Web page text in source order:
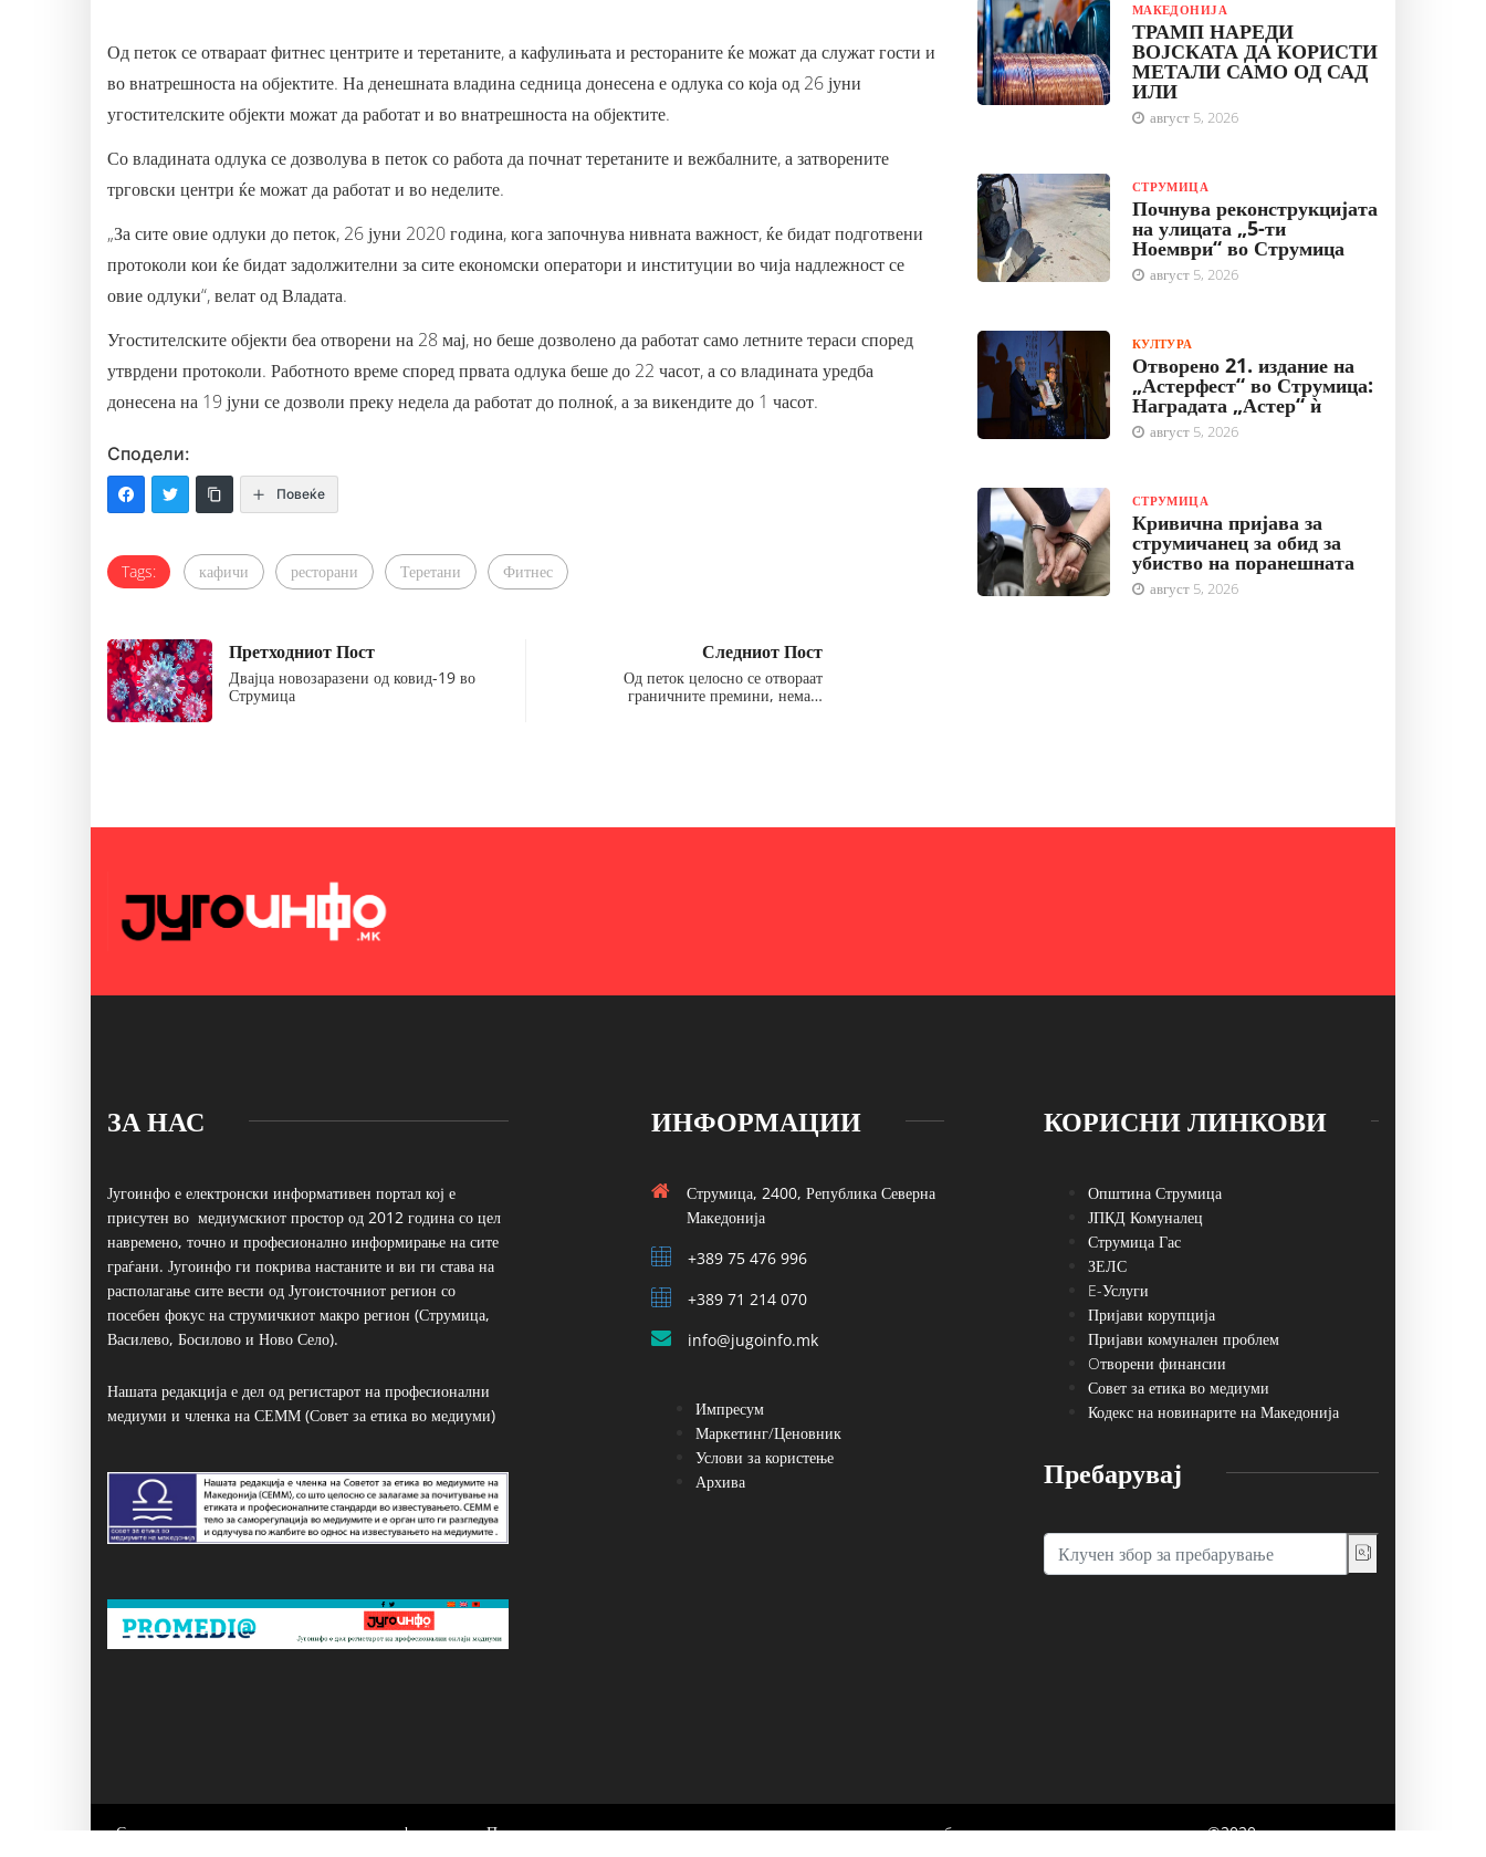
Од петок се отвараат фитнес центрите и теретаните, а кафулињата и рестораните ќе можат да служат гости и
во внатрешноста на објектите. На денешната владина седница донесена е одлука со која од 26 јуни
угостителските објекти можат да работат и во внатрешноста на објектите.
Со владината одлука се дозволува в петок со работа да почнат теретаните и вежбалните, а затворените
трговски центри ќе можат да работат и во неделите.
„За сите овие одлуки до петок, 26 јуни 2020 година, кога започнува нивната важност, ќе бидат подготвени
протоколи кои ќе бидат задолжителни за сите економски оператори и институции во чија надлежност се
овие одлуки“, велат од Владата.
Угостителските објекти беа отворени на 28 мај, но беше дозволено да работат само летните тераси според
утврдени протоколи. Работното време според првата одлука беше до 22 часот, а со владината уредба
донесена на 19 јуни се дозволи преку недела да работат до полноќ, а за викендите до 1 часот.
Сподели:
Повеќе
Tags: кафичи ресторани Теретани Фитнес
Претходниот Пост
Двајца новозаразени од ковид-19 во
Струмица
Следниот Пост
Од петок целосно се отвораат
граничните премини, нема…
МАКЕДОНИЈА
ТРАМП НАРЕДИ
ВОЈСКАТА ДА КОРИСТИ
МЕТАЛИ САМО ОД САД
ИЛИ
август 5, 2026
СТРУМИЦА
Почнува реконструкцијата
на улицата „5-ти
Ноември“ во Струмица
август 5, 2026
КУЛТУРА
Отворено 21. издание на
„Астерфест“ во Струмица:
Наградата „Астер“ ѝ
август 5, 2026
СТРУМИЦА
Кривична пријава за
струмичанец за обид за
убиство на поранешната
август 5, 2026
ЗА НАС
Југоинфо е електронски информативен портал кој е
присутен во медиумскиот простор од 2012 година со цел
навремено, точно и професионално информирање на сите
граѓани. Југоинфо ги покрива настаните и ви ги става на
располагање сите вести од Југоисточниот регион со
посебен фокус на струмичкиот макро регион (Струмица,
Василево, Босилово и Ново Село).
Нашата редакција е дел од регистарот на професионални
медиуми и членка на СЕММ (Совет за етика во медиуми)
ИНФОРМАЦИИ
Струмица, 2400, Република Северна
Македонија
+389 75 476 996
+389 71 214 070
info@jugoinfo.mk
Импресум
Маркетинг/Ценовник
Услови за користење
Архива
КОРИСНИ ЛИНКОВИ
Општина Струмица
ЈПКД Комуналец
Струмица Гас
ЗЕЛС
E-Услуги
Пријави корупција
Пријави комунален проблем
Oтворени финансии
Совет за етика во медиуми
Кодекс на новинарите на Македонија
Пребарувај
Сите написи се користат само за лично информирање. Преземање, нивно користење и реемитување се можни само со посебен договор со основачот на порталот. ©2020,